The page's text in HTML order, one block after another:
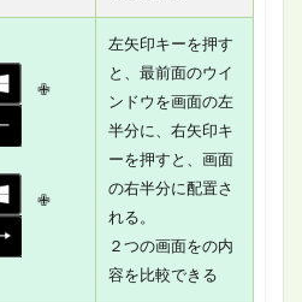
✙
✙
左矢印キーを押す
と、最前面のウイ
ンドウを画面の左
半分に、右矢印キ
ーを押すと、画面
の右半分に配置さ
れる。
２つの画面をの内
容を比較できる